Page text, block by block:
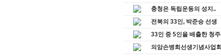
충청은 독립운동의 성지..
전북의 33인, 박준승 선생
33인 중 5인을 배출한 청
의암손병희선생기념사업